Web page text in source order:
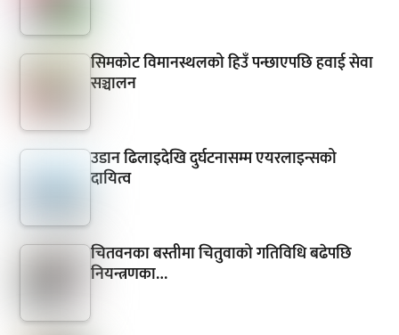
सिमकोट विमानस्थलको हिउँ पन्छाएपछि हवाई सेवा
सञ्चालन
उडान ढिलाइदेखि दुर्घटनासम्म एयरलाइन्सको
दायित्व
चितवनका बस्तीमा चितुवाको गतिविधि बढेपछि
नियन्त्रणका…